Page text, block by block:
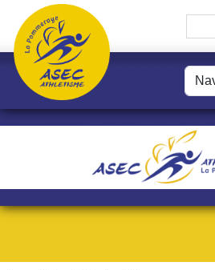
Panneau de gestion des cookies